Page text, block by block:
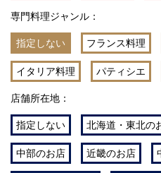
専門料理ジャンル：
指定しない フランス料理
イタリア料理 パティシエ
店舗所在地：
指定しない 北海道・東北の
中部のお店 近畿のお店